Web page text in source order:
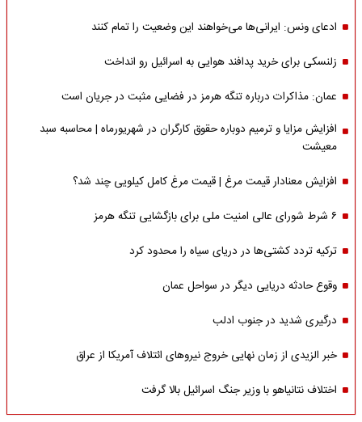
ادعای ونس: ایرانی‌ها می‌خواهند این وضعیت را تمام کنند
زلنسکی برای خرید پدافند هوایی به اسرائیل رو انداخت
عمان: مذاکرات درباره تنگه هرمز در فضایی مثبت در جریان است
افزایش مزایا و ترمیم دوباره حقوق کارگران در شهریورماه | محاسبه سبد
معیشت
افزایش معنادار قیمت مرغ | قیمت مرغ کامل کیلویی چند شد؟
۶ شرط شورای عالی امنیت ملی برای بازگشایی تنگه هرمز
ترکیه تردد کشتی‌ها در دریای سیاه را محدود کرد
وقوع حادثه دریایی دیگر در سواحل عمان
درگیری شدید در جنوب ادلب
خبر الزیدی از زمان نهایی خروج نیروهای ائتلاف آمریکا از عراق
اختلاف نتانیاهو با وزیر جنگ اسرائیل بالا گرفت